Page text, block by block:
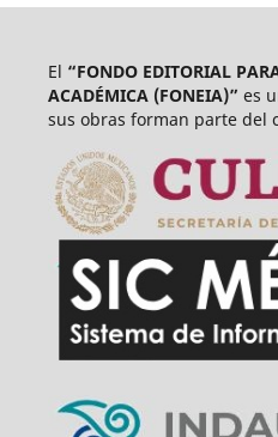
El “FONDO EDITORIAL
ACADÉMICA (FONEIA)” es
sus obras forman parte del